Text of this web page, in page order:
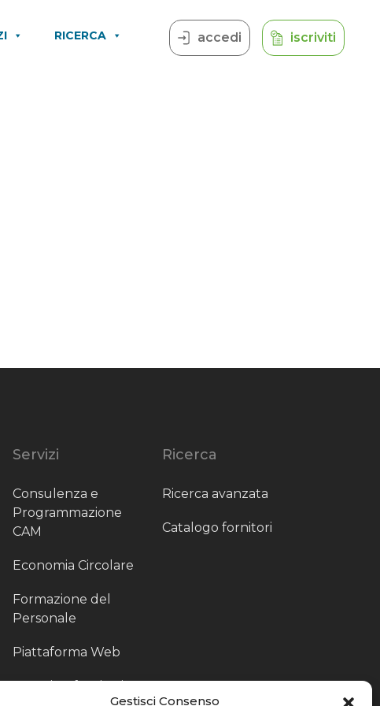
Gestisci Consenso
RICERCA accedi iscriviti
Servizi
Consulenza e
Programmazione
CAM
Economia Circolare
Formazione del
Personale
Piattaforma Web
Scouting fornitori
Ricerca
Ricerca avanzata
Catalogo fornitori